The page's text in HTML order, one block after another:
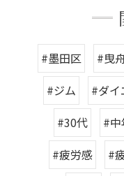
#墨田区 #曳
#ジム
#ダイ
#30代
#中
#疲労感
#